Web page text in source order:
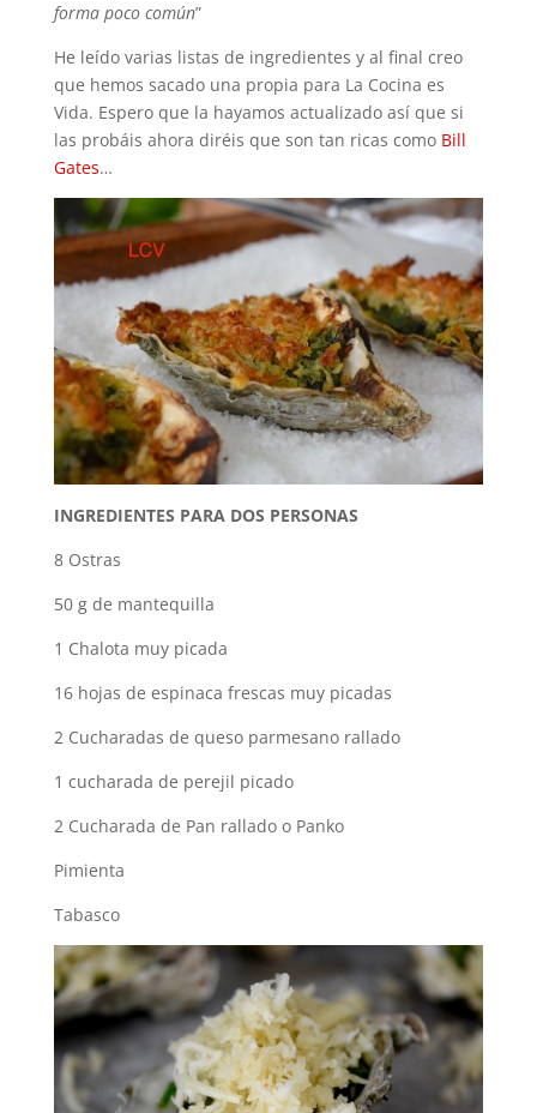
forma poco común”
He leído varias listas de ingredientes y al final creo
que hemos sacado una propia para La Cocina es
Vida. Espero que la hayamos actualizado así que si
las probáis ahora diréis que son tan ricas como Bill
Gates…
INGREDIENTES PARA DOS PERSONAS
8 Ostras
50 g de mantequilla
1 Chalota muy picada
16 hojas de espinaca frescas muy picadas
2 Cucharadas de queso parmesano rallado
1 cucharada de perejil picado
2 Cucharada de Pan rallado o Panko
Pimienta
Tabasco